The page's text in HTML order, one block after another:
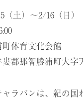
（土）〜2/16（日）
体育文化会館
婁郡那智勝浦町大字
ラバンは、紀の国